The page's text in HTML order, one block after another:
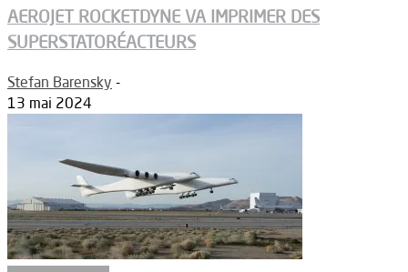
AEROJET ROCKETDYNE VA IMPRIMER DES
SUPERSTATORÉACTEURS
Stefan Barensky -
13 mai 2024